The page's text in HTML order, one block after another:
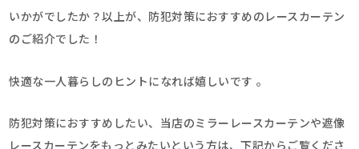
いかがでしたか？以上が、防犯対策におすすめのレースカーテン
のご紹介でした！
快適な一人暮らしのヒントになれば嬉しいです 。
防犯対策におすすめしたい、当店のミラーレースカーテンや遮像
レースカーテンをもっとみたいという方は、下記からご覧くださ